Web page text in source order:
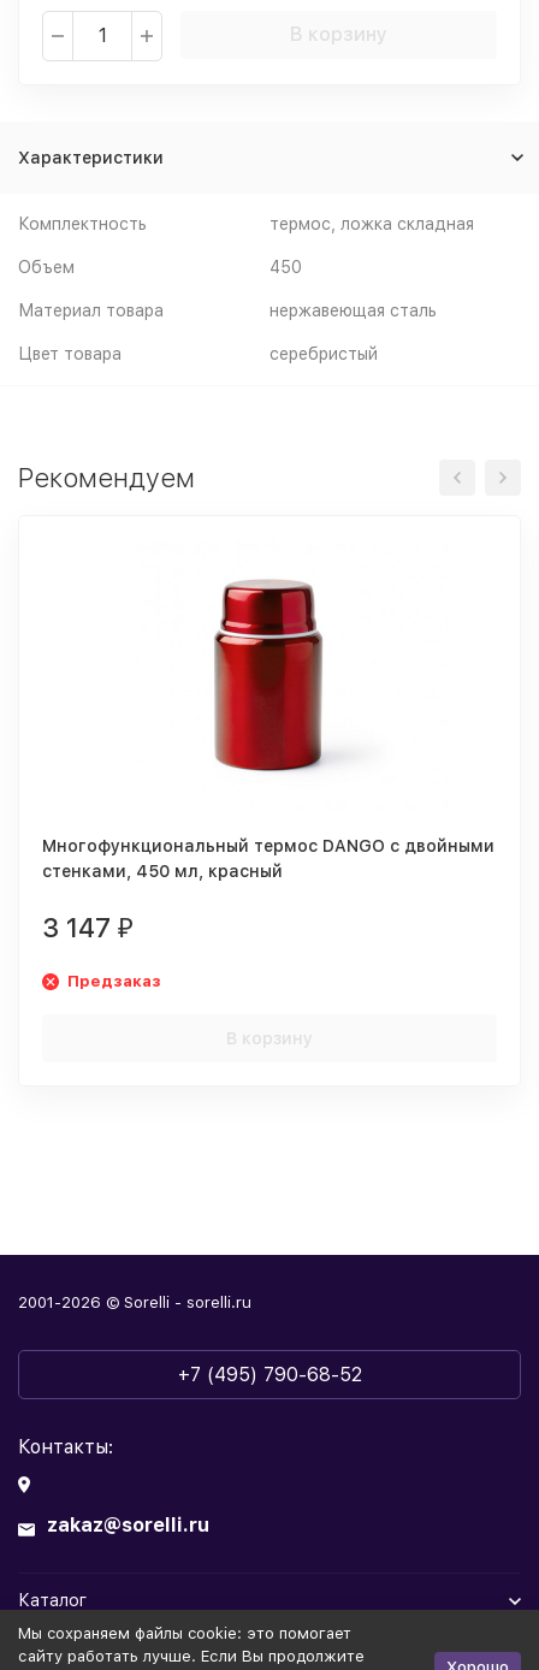
В корзину
Характеристики
Комплектность термос, ложка складная
Объем 450
Материал товара нержавеющая cталь
Цвет товара серебристый
Рекомендуем
Многофункциональный термос DANGO с двойными
стенками, 450 мл, красный
3 147 ₽
Предзаказ
В корзину
2001-2026 © Sorelli - sorelli.ru
+7 (495) 790-68-52
Контакты:
zakaz@sorelli.ru
Каталог
Информация
Мы cохраняем файлы cookie: это помогает
сайту работать лучше. Если Вы продолжите